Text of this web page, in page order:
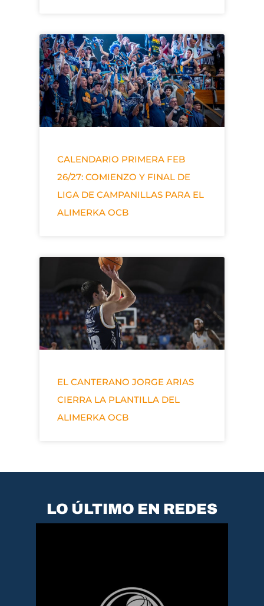
CALENDARIO PRIMERA FEB
26/27: COMIENZO Y FINAL DE
LIGA DE CAMPANILLAS PARA EL
ALIMERKA OCB
EL CANTERANO JORGE ARIAS
CIERRA LA PLANTILLA DEL
ALIMERKA OCB
LO ÚLTIMO EN REDES